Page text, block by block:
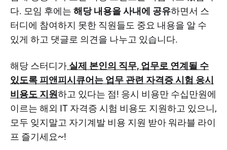
다. 모임 후에는 해당 내용을 사내에 공유하면서 스
터디에 참여하지 못한 직원들도 중요 내용을 알 수
있게 하고 댓글로 의견을 나누고 있습니다.
해당 스터디가 실제 본인의 직무, 업무로 연계될 수
있도록 피앤피시큐어는 업무 관련 자격증 시험 응시
비용도 지원하고 있다는 점! 응시 비용만 수십만원에
이르는 해외 IT 자격증 시험 비용도 지원하고 있으니,
모두 잊지말고 자기계발 비용 지원 받아 워라블 라이
프 즐기세요~!